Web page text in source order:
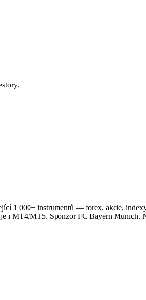
1 000+ instrumentů — forex, akcie,
i MT4/MT5. Sponzor FC Bayern Munich.